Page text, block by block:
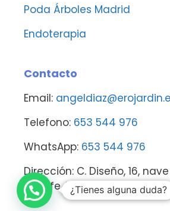
Poda Árboles Madrid
Endoterapia
Contacto
Email:
Telefono: 653 544 976
WhatsApp: 653 544 976
Dirección: C. Diseño, 16,
Getafe, Madrid¿Tienes alguna duda?